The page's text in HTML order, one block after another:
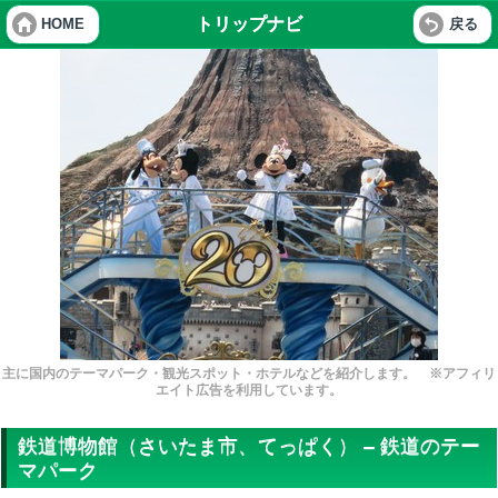
HOME トリップナビ 戻る
主に国内のテーマパーク・観光スポット・ホテルなどを紹介します。 ※アフィリ
エイト広告を利用しています。
鉄道博物館（さいたま市、てっぱく） – 鉄道のテー
マパーク